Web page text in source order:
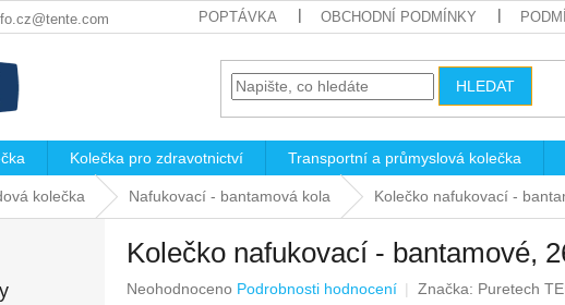
POPTÁVKA OBCHODNÍ PODMÍNKY
HLEDAT
Kolečka pro zdravotnictví Transportní a průmyslová kolečka
kolečka Nafukovací - bantamová kola Kolečko nafukovací -
Kolečko nafukovací - bantamové,
Průměrné
Neohodnoceno Podrobnosti hodnocení Značka: Puretech